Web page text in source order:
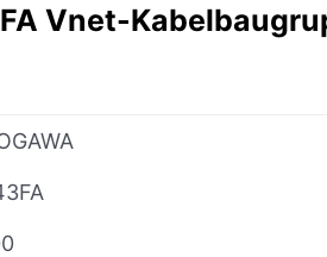
Vnet-